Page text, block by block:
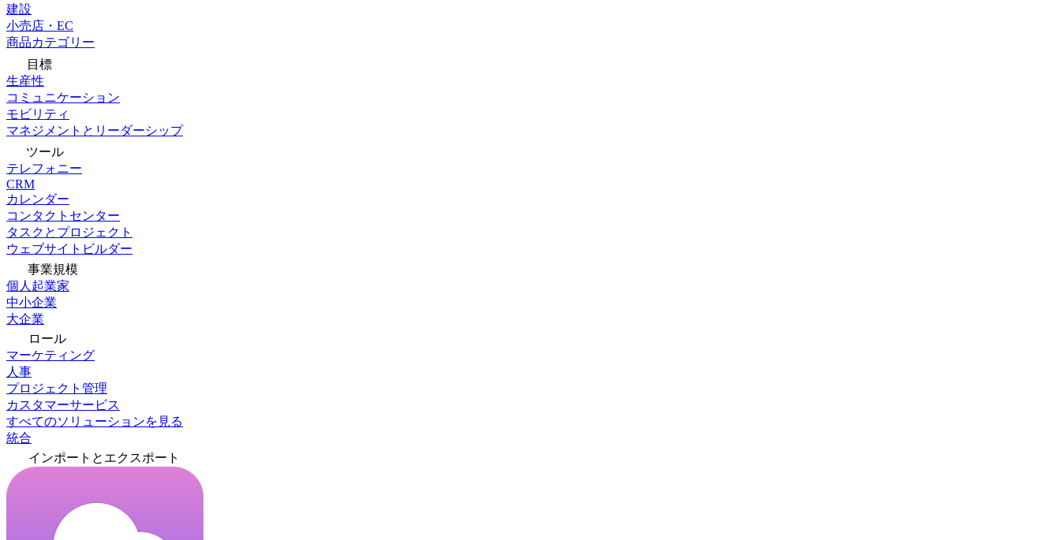
建設
小売店・EC
商品カテゴリー
目標
生産性
コミュニケーション
モビリティ
マネジメントとリーダーシップ
ツール
テレフォニー
CRM
カレンダー
コンタクトセンター
タスクとプロジェクト
ウェブサイトビルダー
事業規模
個人起業家
中小企業
大企業
ロール
マーケティング
人事
プロジェクト管理
カスタマーサービス
すべてのソリューションを見る
統合
インポートとエクスポート